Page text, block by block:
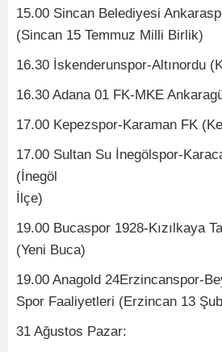
15.00 Sincan Belediyesi
(Sincan 15 Temmuz Milli Birlik)
16.30 İskenderunspor-Altınordu
16.30 Adana 01 FK-MKE
17.00 Kepezspor-Karaman FK
17.00 Sultan Su İnegölspor-
(İnegöl
İlçe)
19.00 Bucaspor 1928-Kızılkaya
(Yeni Buca)
19.00 Anagold 24Erzincanspor-
Spor Faaliyetleri (Erzincan 13
31 Ağustos Pazar: